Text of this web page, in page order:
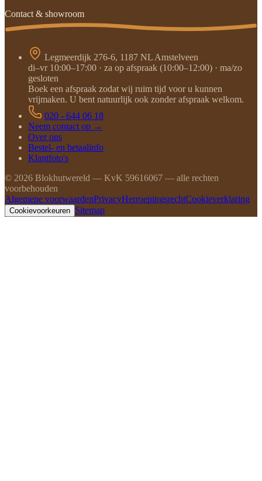
Contact & showroom
Legmeerdijk 276-6, 1187 NL Amstelveen
di–vr 10:00–17:00 · za op afspraak (10:00–12:00) · ma/zo
gesloten
Boek een afspraak zodat wij ruim tijd voor u kunnen
vrijmaken. U bent natuurlijk ook zonder afspraak welkom.
020 - 644 06 18
Neem contact op →
Over ons
Bestel- en betaalinfo
Klantfoto's
© 2026 Blokhutwereld — KvK 59616067 — alle rechten
voorbehouden
Algemene voorwaardenPrivacyHerroepingsrechtCookieverklaring
Cookievoorkeuren Sitemap